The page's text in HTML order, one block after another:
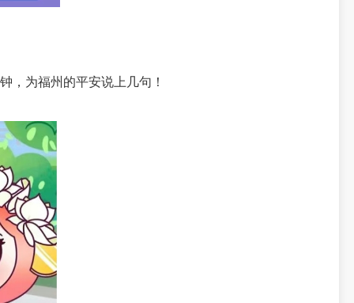
为福州的平安说上几句！